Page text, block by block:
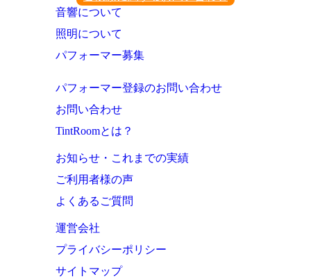
音響について
照明について
パフォーマー募集
パフォーマー登録のお問い合わせ
お問い合わせ
TintRoomとは？
お知らせ・これまでの実績
ご利用者様の声
よくあるご質問
運営会社
プライバシーポリシー
サイトマップ